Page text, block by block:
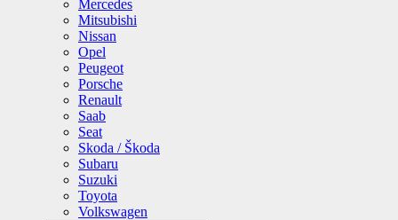
Mercedes
Mitsubishi
Nissan
Opel
Peugeot
Porsche
Renault
Saab
Seat
Skoda / Škoda
Subaru
Suzuki
Toyota
Volkswagen